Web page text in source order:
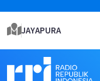
JAYAPURA